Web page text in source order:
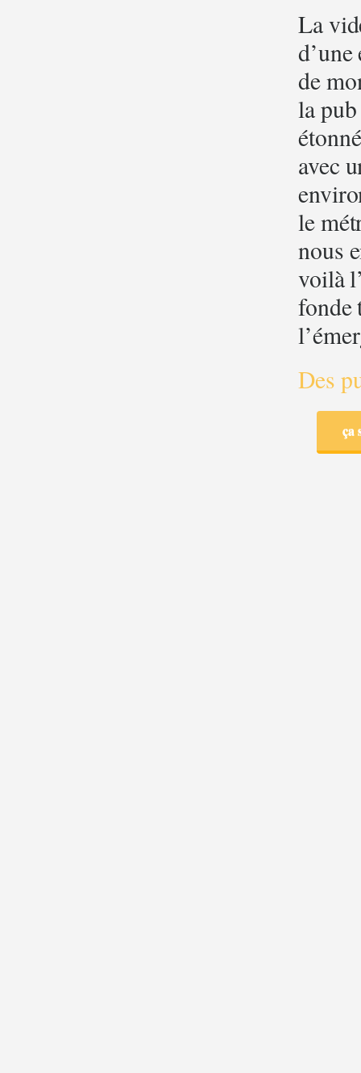
La
de
la
avec
le
nous
voilà
fonde
Des
ça